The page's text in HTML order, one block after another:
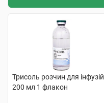
Трисоль розчин для інфузій
200 мл 1 флакон